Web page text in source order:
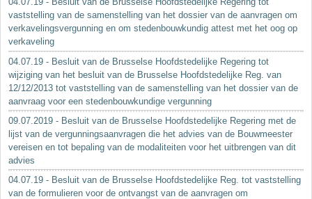
vaststelling van de samenstelling van het dossier van de aanvragen om
verkavelingsvergunning en om stedenbouwkundig attest met het oog op
verkaveling
04.07.19 - Besluit van de Brusselse Hoofdstedelijke Regering tot
wijziging van het besluit van de Brusselse Hoofdstedelijke Reg. van
12/12/2013 tot vaststelling van de samenstelling van het dossier van de
aanvraag voor een stedenbouwkundige vergunning
09.07.2019 - Besluit van de Brusselse Hoofdstedelijke Regering met de
lijst van de vergunningsaanvragen die het advies van de Bouwmeester
vereisen en tot bepaling van de modaliteiten voor het uitbrengen van dit
advies
04.07.19 - Besluit van de Brusselse Hoofdstedelijke Reg. tot vaststelling
van de formulieren voor de ontvangst van de aanvragen om